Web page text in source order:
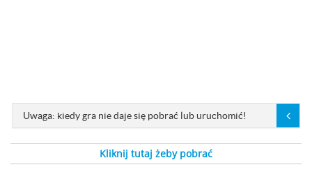
Uwaga: kiedy gra nie daje się pobrać lub uruchomić!
Kliknij tutaj żeby pobrać